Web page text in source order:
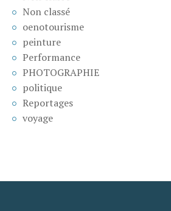
Non classé
oenotourisme
peinture
Performance
PHOTOGRAPHIE
politique
Reportages
voyage